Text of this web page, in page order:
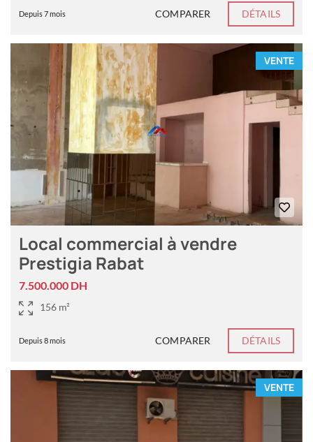
Depuis 7 mois COMPARER DÉTAILS
VENTE
Local commercial à vendre
Prestigia Rabat
7.500.000 DH
156 m²
Depuis 8 mois COMPARER DÉTAILS
VENTE